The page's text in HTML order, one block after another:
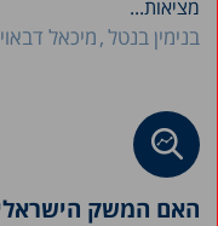
מציאות...
בנימין בנטל מיכאל דבאוי
האם המשק